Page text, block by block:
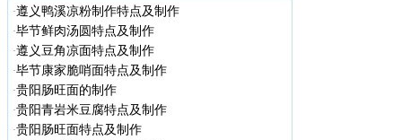
·遵义鸭溪凉粉制作特点及制作
·毕节鲜肉汤圆特点及制作
·遵义豆角凉面特点及制作
·毕节康家脆哨面特点及制作
·贵阳肠旺面的制作
·贵阳青岩米豆腐特点及制作
·贵阳肠旺面特点及制作